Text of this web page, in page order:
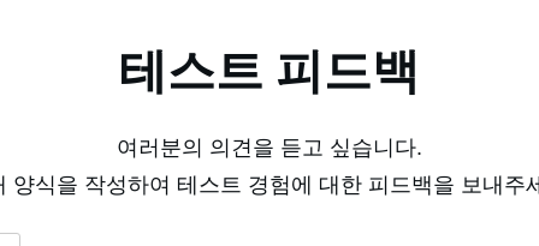
테스트 피드백
여러분의 의견을 듣고 싶습니다.
양식을 작성하여 테스트 경험에 대한 피드백을 보내주